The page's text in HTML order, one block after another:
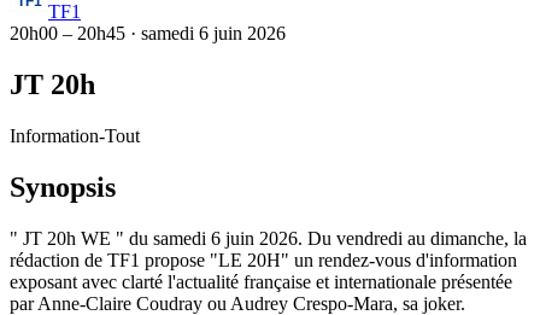
TF1
20h00 – 20h45 · samedi 6 juin 2026
JT 20h
Information-Tout
Synopsis
" JT 20h WE " du samedi 6 juin 2026. Du vendredi au dimanche, la
rédaction de TF1 propose "LE 20H" un rendez-vous d'information
exposant avec clarté l'actualité française et internationale présentée
par Anne-Claire Coudray ou Audrey Crespo-Mara, sa joker.